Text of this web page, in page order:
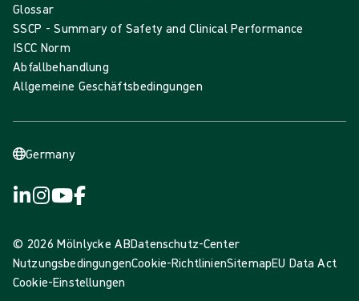
Glossar
SSCP - Summary of Safety and Clinical Performance
ISCC Norm
Abfallbehandlung
Allgemeine Geschäftsbedingungen
Germany
© 2026 Mölnlycke ABDatenschutz-Center
NutzungsbedingungenCookie-RichtlinienSitemapEU Data Act
Cookie-Einstellungen